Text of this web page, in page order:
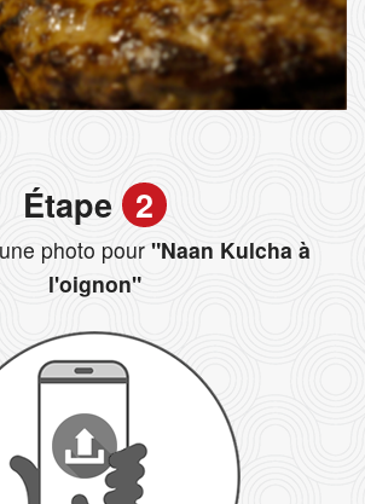
Étape 2
photo pour "Naan Kulcha à
l'oignon"